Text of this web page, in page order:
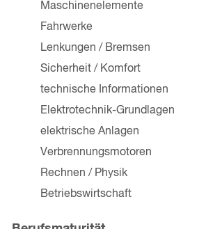
Maschinenelemente
Fahrwerke
Lenkungen / Bremsen
Sicherheit / Komfort
technische Informationen
Elektrotechnik-Grundlagen
elektrische Anlagen
Verbrennungsmotoren
Rechnen / Physik
Betriebswirtschaft